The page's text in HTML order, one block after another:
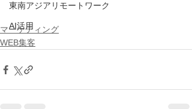
東南アジアリモートワーク
AI活用
マーケティング
WEB集客